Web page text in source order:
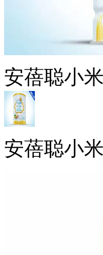
安蓓聪小
安蓓聪小